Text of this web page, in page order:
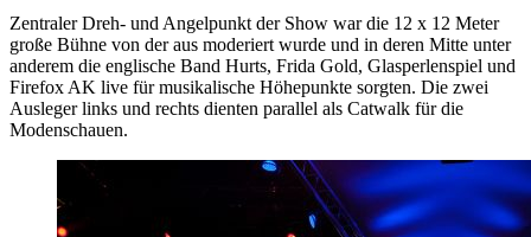
Zentraler Dreh- und Angelpunkt der Show war die 12 x 12 Meter
große Bühne von der aus moderiert wurde und in deren Mitte unter
anderem die englische Band Hurts, Frida Gold, Glasperlenspiel und
Firefox AK live für musikalische Höhepunkte sorgten. Die zwei
Ausleger links und rechts dienten parallel als Catwalk für die
Modenschauen.